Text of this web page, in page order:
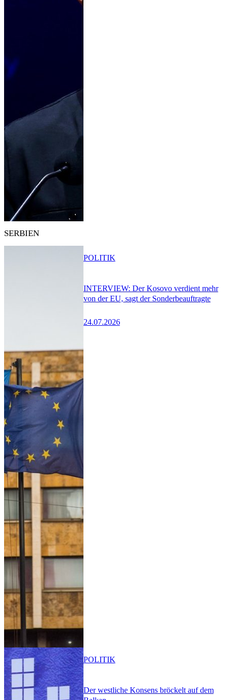
SERBIEN
INTERVIEW: Der Kosovo verdient mehr
von der EU, sagt der Sonderbeauftragte
24.07.2026
POLITIK
Der westliche Konsens bröckelt auf dem
POLITIK